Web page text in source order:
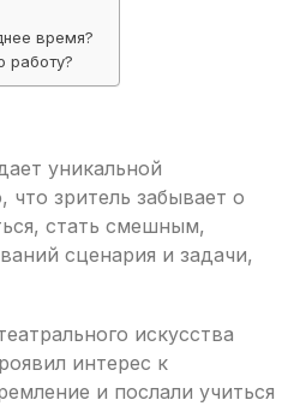
время?
работу?
уникальной
что зритель забывает о
стать смешным,
сценария и задачи,
искусства
интерес к
и послали учиться